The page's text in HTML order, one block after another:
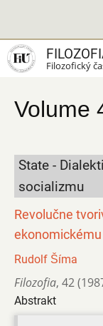
hlavný
obsah
Filozofický
Volume
State -
socializmu
Revolučne
Rudolf Šíma
Filozofia, 42
Abstrakt